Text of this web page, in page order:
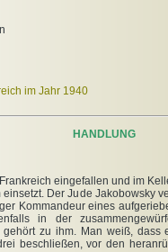
im Jahr 1940
HANDLUNG
eingefallen und im
Der Jude Jakobowsky
Kommandeur eines
in der
gehört zu ihm. Man weiß,
beschließen, vor den